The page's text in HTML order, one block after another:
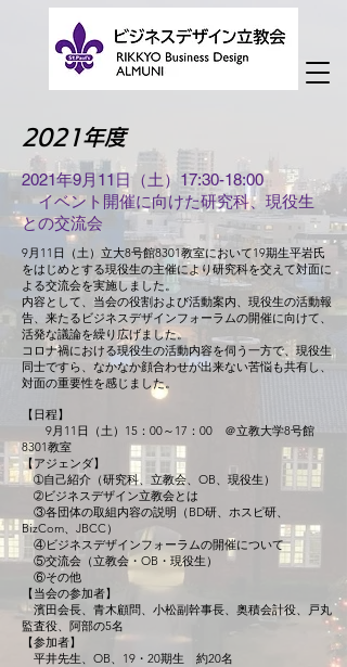
2021年度
2021年9月11日（土）17:30-18:00
イベント開催に向けた研究科、現役生
との交流会
9月11日（土）立大8号館8301教室において19期生平岩氏
をはじめとする現役生の主催により研究科を交えて対面に
よる交流会を実施しました。
内容として、当会の役割および活動案内、現役生の活動報
告、来たるビジネスデザインフォーラムの開催に向けて、
活発な議論を繰り広げました。
コロナ禍における現役生の活動内容を伺う一方で、現役生
同士ですら、なかなか顔合わせが出来ない苦悩も共有し、
対面の重要性を感じました。
【日程】
9月11日（土）15：00～17：00 ＠立教大学8号館
8301教室
【アジェンダ】
➀自己紹介（研究科、立教会、OB、現役生）
➁ビジネスデザイン立教会とは
③各団体の取組内容の説明（BD研、ホスピ研、
BizCom、JBCC）
④ビジネスデザインフォーラムの開催について
⑤交流会（立教会・OB・現役生）
⑥その他
【当会の参加者】
濱田会長、青木顧問、小松副幹事長、奥積会計役、戸丸
監査役、阿部の5名
【参加者】
平井先生、OB、19・20期生 約20名